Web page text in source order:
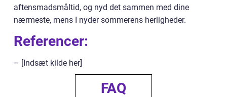
aftensmadsmåltid, og nyd det sammen med dine
nærmeste, mens I nyder sommerens herligheder.
Referencer:
– [Indsæt kilde her]
FAQ